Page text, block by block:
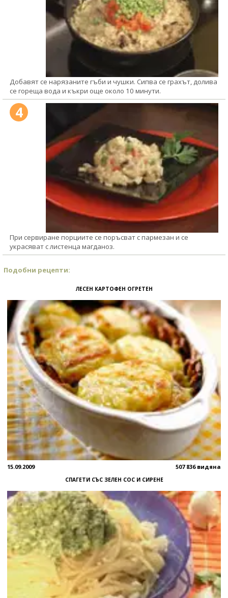
Добавят се нарязаните гъби и чушки. Сипва се грахът, долива
се гореща вода и къкри още около 10 минути.
4
При сервиране порциите се поръсват с пармезан и се
украсяват с листенца магданоз.
Подобни рецепти:
ЛЕСЕН КАРТОФЕН ОГРЕТЕН
15.09.2009 507 836 видяна
СПАГЕТИ СЪС ЗЕЛЕН СОС И СИРЕНЕ